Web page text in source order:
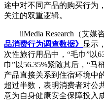
途中对不同产品的购买行为
关注的双重逻辑。
iiMedia Research（艾媒
品消费行为调查数据》 显示
次性旅行用品中，“毛巾”以
巾”以56.35%紧随其后，“马
产品直接关系到住宿环境中
超过半数，表明消费者对公
意为自身健康安全保障投入